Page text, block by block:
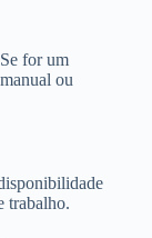
for um
ou
trabalho.